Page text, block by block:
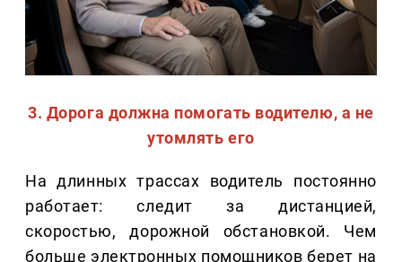
3. Дорога должна помогать водителю, а не
утомлять его
На длинных трассах водитель постоянно
работает: следит за дистанцией,
скоростью, дорожной обстановкой. Чем
больше электронных помощников берет на